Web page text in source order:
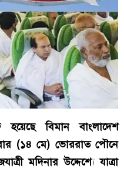
বিমান বাংলাদেশ
(১৪ মে) ভোররাত পৌনে
মদিনার উদ্দেশ্যে যাত্রা